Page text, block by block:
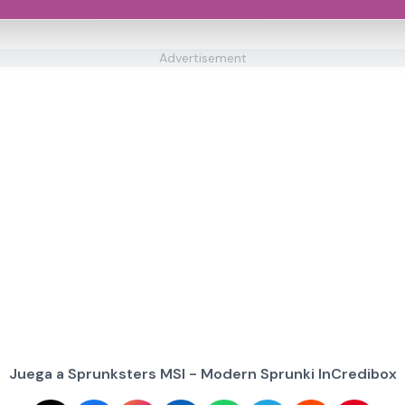
Advertisement
Juega a Sprunksters MSI - Modern Sprunki InCredibox